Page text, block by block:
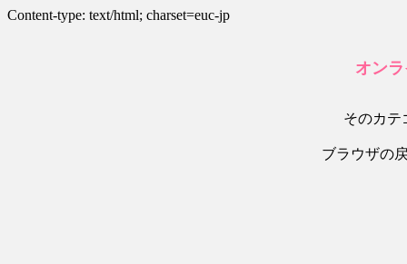
Content-type: text/html; charset=euc-jp
オン
そのカテ
ブラウザの